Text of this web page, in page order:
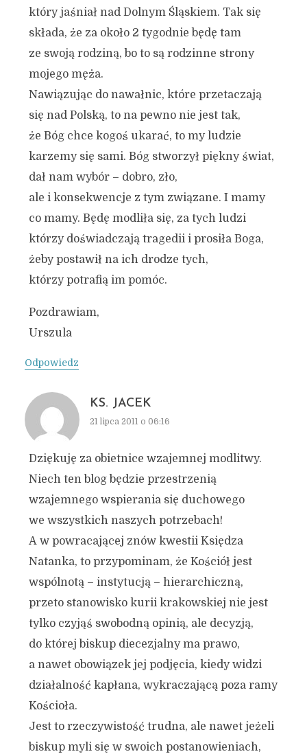
który jaśniał nad Dolnym Śląskiem. Tak się
składa, że za około 2 tygodnie będę tam
ze swoją rodziną, bo to są rodzinne strony
mojego męża.
Nawiązując do nawałnic, które przetaczają
się nad Polską, to na pewno nie jest tak,
że Bóg chce kogoś ukarać, to my ludzie
karzemy się sami. Bóg stworzył piękny świat,
dał nam wybór – dobro, zło,
ale i konsekwencje z tym związane. I mamy
co mamy. Będę modliła się, za tych ludzi
którzy doświadczają tragedii i prosiła Boga,
żeby postawił na ich drodze tych,
którzy potrafią im pomóc.
Pozdrawiam,
Urszula
Odpowiedz
KS. JACEK
21 lipca 2011 o 06:16
Dziękuję za obietnice wzajemnej modlitwy.
Niech ten blog będzie przestrzenią
wzajemnego wspierania się duchowego
we wszystkich naszych potrzebach!
A w powracającej znów kwestii Księdza
Natanka, to przypominam, że Kościół jest
wspólnotą – instytucją – hierarchiczną,
przeto stanowisko kurii krakowskiej nie jest
tylko czyjąś swobodną opinią, ale decyzją,
do której biskup diecezjalny ma prawo,
a nawet obowiązek jej podjęcia, kiedy widzi
działalność kapłana, wykraczającą poza ramy
Kościoła.
Jest to rzeczywistość trudna, ale nawet jeżeli
biskup myli się w swoich postanowieniach,